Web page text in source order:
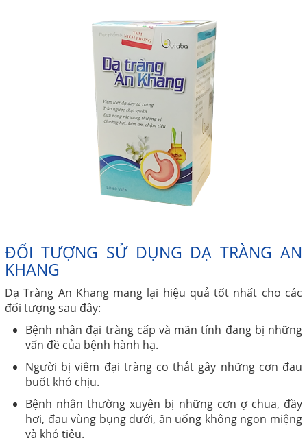
ĐỐI TƯỢNG SỬ DỤNG DẠ TRÀNG AN
KHANG
Dạ Tràng An Khang mang lại hiệu quả tốt nhất cho các
đối tượng sau đây:
Bệnh nhân đại tràng cấp và mãn tính đang bị những
vấn đề của bệnh hành hạ.
Người bị viêm đại tràng co thắt gây những cơn đau
buốt khó chịu.
Bệnh nhân thường xuyên bị những cơn ợ chua, đầy
hơi, đau vùng bụng dưới, ăn uống không ngon miệng
và khó tiêu.